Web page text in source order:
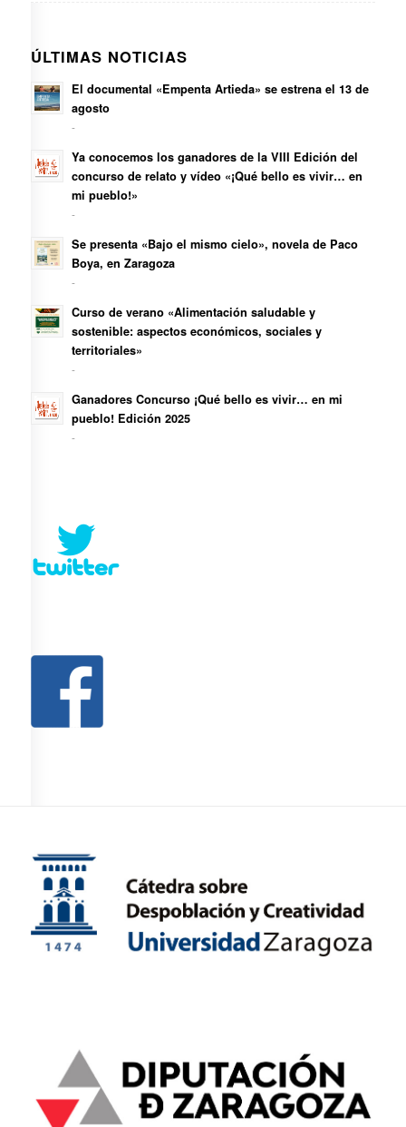
ÚLTIMAS NOTICIAS
El documental «Empenta Artieda» se estrena el 13 de
agosto
-
Ya conocemos los ganadores de la VIII Edición del
concurso de relato y vídeo «¡Qué bello es vivir… en
mi pueblo!»
-
Se presenta «Bajo el mismo cielo», novela de Paco
Boya, en Zaragoza
-
Curso de verano «Alimentación saludable y
sostenible: aspectos económicos, sociales y
territoriales»
-
Ganadores Concurso ¡Qué bello es vivir… en mi
pueblo! Edición 2025
-